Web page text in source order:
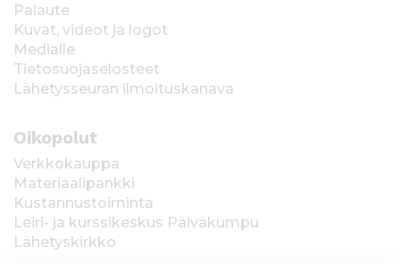
Palaute
Kuvat, videot ja logot
Medialle
Tietosuojaselosteet
Lähetysseuran ilmoituskanava
Oikopolut
Verkkokauppa
Materiaalipankki
Kustannustoiminta
Leiri- ja kurssikeskus Päiväkumpu
Lähetyskirkko